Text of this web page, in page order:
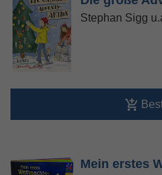
Stephan Sigg
Mein erstes